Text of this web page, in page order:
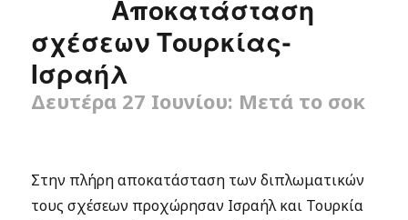
Αποκατάσταση
σχέσεων Τουρκίας-
Ισραήλ
Δευτέρα 27 Ιουνίου: Μετά το σοκ
Στην πλήρη αποκατάσταση των διπλωματικών
τους σχέσεων προχώρησαν Ισραήλ και Τουρκία